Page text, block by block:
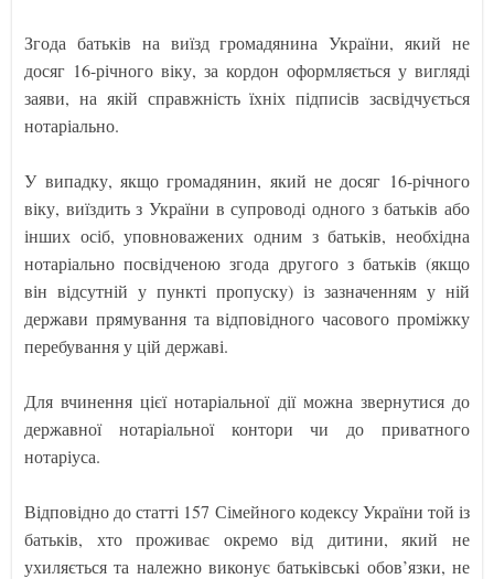
Згода батьків на виїзд громадянина України, який не
досяг 16-річного віку, за кордон оформляється у вигляді
заяви, на якій справжність їхніх підписів засвідчується
нотаріально.
У випадку, якщо громадянин, який не досяг 16-річного
віку, виїздить з України в супроводі одного з батьків або
інших осіб, уповноважених одним з батьків, необхідна
нотаріально посвідченою згода другого з батьків (якщо
він відсутній у пункті пропуску) із зазначенням у ній
держави прямування та відповідного часового проміжку
перебування у цій державі.
Для вчинення цієї нотаріальної дії можна звернутися до
державної нотаріальної контори чи до приватного
нотаріуса.
Відповідно до статті 157 Сімейного кодексу України той із
батьків, хто проживає окремо від дитини, який не
ухиляється та належно виконує батьківські обов’язки, не